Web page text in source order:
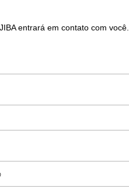
entrará em contato com você.